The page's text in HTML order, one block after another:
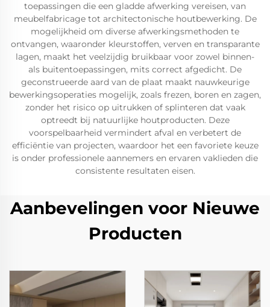
toepassingen die een gladde afwerking vereisen, van
meubelfabricage tot architectonische houtbewerking. De
mogelijkheid om diverse afwerkingsmethoden te
ontvangen, waaronder kleurstoffen, verven en transparante
lagen, maakt het veelzijdig bruikbaar voor zowel binnen-
als buitentoepassingen, mits correct afgedicht. De
geconstrueerde aard van de plaat maakt nauwkeurige
bewerkingsoperaties mogelijk, zoals frezen, boren en zagen,
zonder het risico op uitrukken of splinteren dat vaak
optreedt bij natuurlijke houtproducten. Deze
voorspelbaarheid vermindert afval en verbetert de
efficiëntie van projecten, waardoor het een favoriete keuze
is onder professionele aannemers en ervaren vaklieden die
consistente resultaten eisen.
Aanbevelingen voor Nieuwe
Producten